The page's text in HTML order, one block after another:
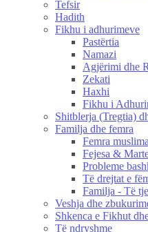
Tefsir
Hadith
Fikhu i adhurimeve
Pastërtia
Namazi
Agjërimi dhe
Zekati
Haxhi
Fikhu i
Shitblerja (Tregtia)
Familja dhe femra
Femra
Fejesa &
Probleme
Të drejtat e
Familja - Të
Veshja dhe
Shkenca e Fikhut
Të ndryshme